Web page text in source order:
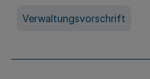
Verwaltungsvorschrift